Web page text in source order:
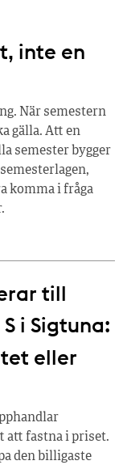
inte en
När semestern
gälla. Att en
semester bygger
komma i fråga
till
i Sigtuna:
eller
att fastna i priset.
den billigaste